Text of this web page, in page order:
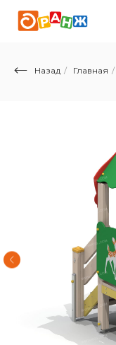
Назад / Главная /